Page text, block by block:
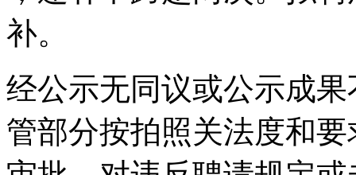
补。
经公示无同议或公示成
管部分按拍照关法度和